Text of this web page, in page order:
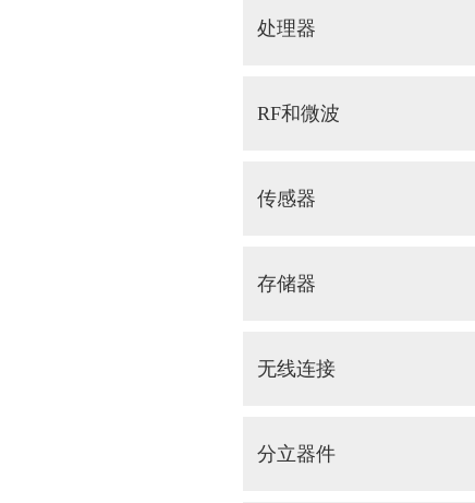
处理器
RF和微波
传感器
存储器
无线连接
分立器件